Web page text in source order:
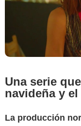
Una serie
navideña y
La producción